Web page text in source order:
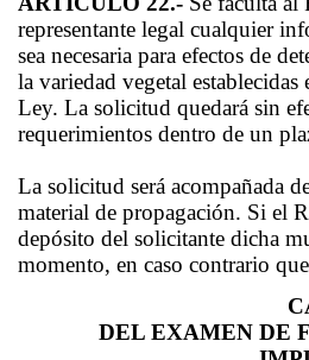
representante legal cualquier
sea necesaria para efectos de
la variedad vegetal
Ley. La solicitud quedará sin
requerimientos dentro de un
La solicitud será acompañada
material de propagación. Si el
depósito del solicitante dicha
momento, en caso contrario
DEL EXAMEN DE